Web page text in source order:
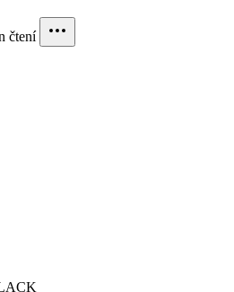
čtení